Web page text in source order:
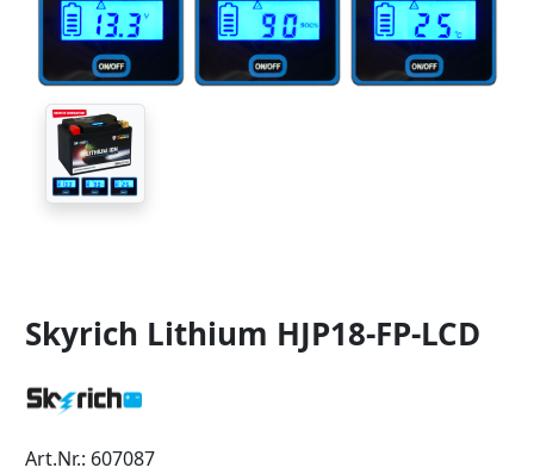
Skyrich Lithium HJP18-FP-LCD
Art.Nr.: 607087